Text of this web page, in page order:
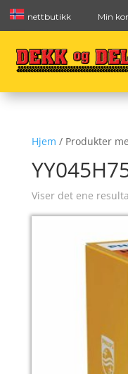
nettbutikk Min
Hjem / Produkter
Viser det ene